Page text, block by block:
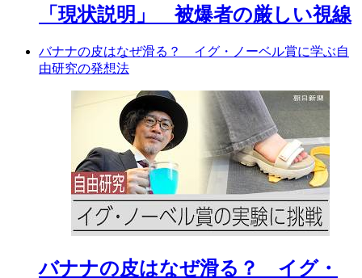
「現状説明」 被爆者の厳しい視線
バナナの皮はなぜ滑る？ イグ・ノーベル賞に学ぶ自
由研究の発想法
バナナの皮はなぜ滑る？ イグ・